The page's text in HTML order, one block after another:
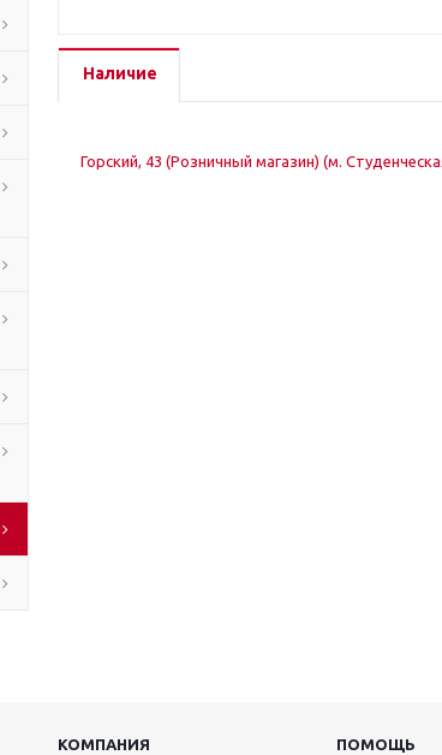
Наличие
Горский, 43 (Розничный магазин) (м.
КОМПАНИЯ ПОМОЩЬ